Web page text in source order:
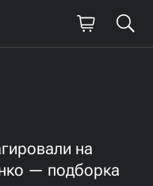
на
— подборка
Разово